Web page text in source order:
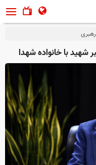
شهید با خانواده شهدا